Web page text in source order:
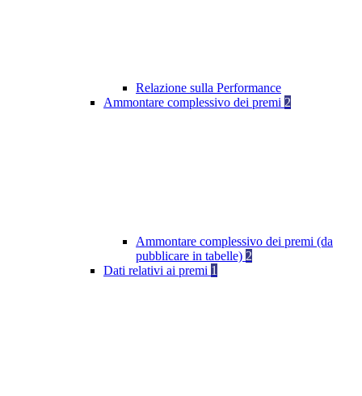
Relazione sulla Performance
Ammontare complessivo dei premi 2
Ammontare complessivo dei premi (da
pubblicare in tabelle) 2
Dati relativi ai premi 1